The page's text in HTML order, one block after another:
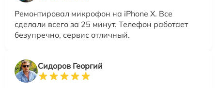
Ремонтировал микрофон на iPhone X. Все
сделали всего за 25 минут. Телефон работает
безупречно, сервис отличный.
Сидоров Георгий